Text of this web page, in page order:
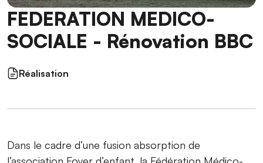
FEDERATION MEDICO-
SOCIALE - Rénovation BBC
Réalisation
Dans le cadre d’une fusion absorption de